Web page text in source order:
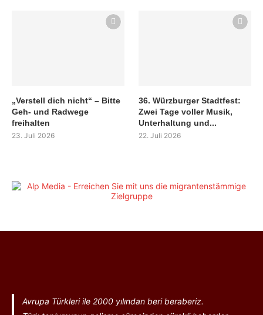
„Verstell dich nicht“ – Bitte
Geh- und Radwege
freihalten
23. Juli 2026
36. Würzburger Stadtfest:
Zwei Tage voller Musik,
Unterhaltung und...
22. Juli 2026
Avrupa Türkleri ile 2000 yılından beri beraberiz.